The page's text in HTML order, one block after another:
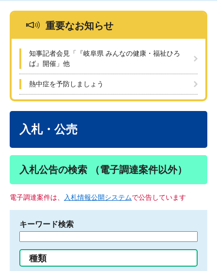
重要なお知らせ
知事記者会見「『岐阜県 みんなの健康・福祉ひろ
ば』開催」他
熱中症を予防しましょう
入札・公売
入札公告の検索 （電子調達案件以外）
電子調達案件は、 入札情報公開システムで公告しています
キーワード検索
る
種類